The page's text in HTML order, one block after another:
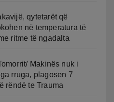
qytetarët që
në temperatura të
ritme të ngadalta
Makinës nuk i
rruga, plagosen 7
rëndë te Trauma